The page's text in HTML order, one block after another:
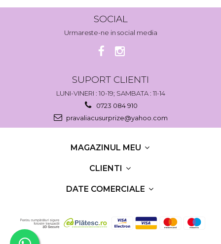
SOCIAL
Urmareste-ne in social media
SUPORT CLIENTI
LUNI-VINERI : 10-19; SAMBATA : 11-14
0723 084 910
pravaliacusurprize@yahoo.com
MAGAZINUL MEU
CLIENTI
DATE COMERCIALE